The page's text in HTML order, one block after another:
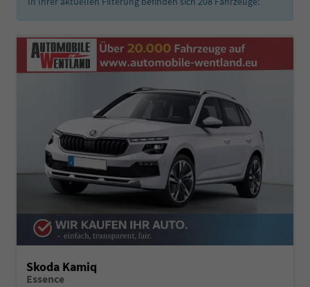
Skoda Kamiq
Essence